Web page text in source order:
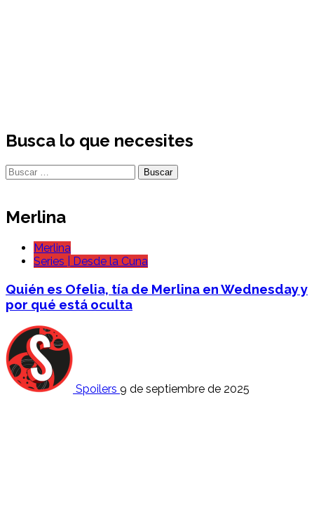
Busca lo que necesites
Buscar:
Merlina
Merlina
Series | Desde la Cuna
Quién es Ofelia, tía de Merlina en Wednesday y
por qué está oculta
Spoilers 9 de septiembre de 2025